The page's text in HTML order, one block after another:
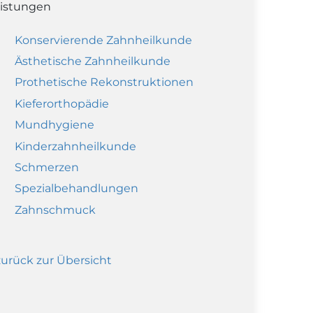
Konservierende Zahnheilkunde
Ästhetische Zahnheilkunde
Prothetische Rekonstruktionen
Kieferorthopädie
Mundhygiene
Kinderzahnheilkunde
Schmerzen
Spezialbehandlungen
Zahnschmuck
zur Übersicht